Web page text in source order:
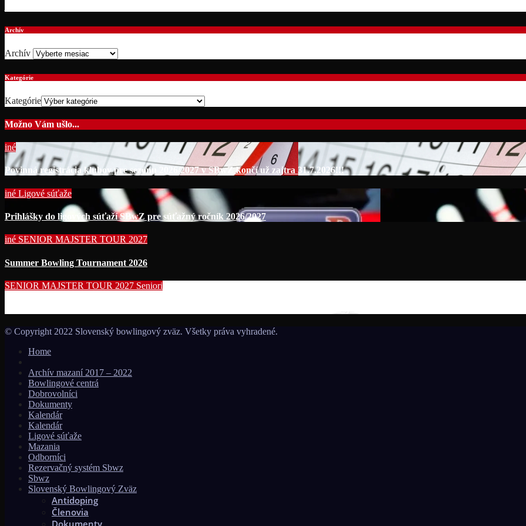
Archív
Archív
Kategórie
Kategórie
Možno Vám ušlo...
iné
Povinná registrácia klubov pre sezónu 2026/2027 v SBwZ končí už zajtra 31.7.2026!!!
iné Ligové súťaže
Prihlášky do ligových súťaží SBwZ pre súťažný ročník 2026/2027
iné SENIOR MAJSTER TOUR 2027
Summer Bowling Tournament 2026
SENIOR MAJSTER TOUR 2027 Seniori
© Copyright 2022 Slovenský bowlingový zväz. Všetky práva vyhradené.
Home
Archív mazaní 2017 – 2022
Bowlingové centrá
Dobrovolníci
Dokumenty
Kalendár
Kalendár
Ligové súťaže
Mazania
Odborníci
Rezervačný systém Sbwz
Sbwz
Slovenský Bowlingový Zväz
Antidoping
Členovia